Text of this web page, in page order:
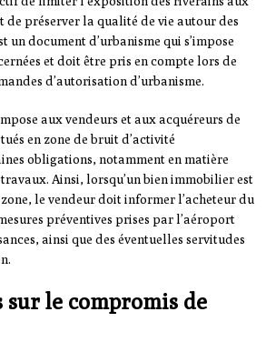
de préserver la qualité de vie autour des
un document d’urbanisme qui s’impose
et doit être pris en compte lors de
d’autorisation d’urbanisme.
aux vendeurs et aux acquéreurs de
en zone de bruit d’activité
obligations, notamment en matière
Ainsi, lorsqu’un bien immobilier est
le vendeur doit informer l’acheteur du
préventives prises par l’aéroport
ainsi que des éventuelles servitudes
sur le compromis de